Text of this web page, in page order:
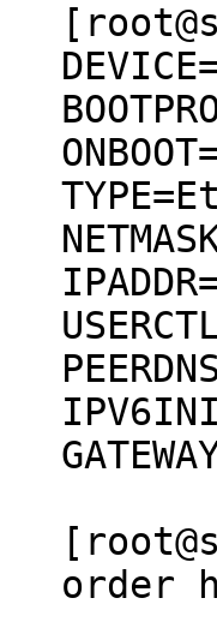
order